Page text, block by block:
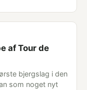
af Tour de
bjergslag i den
som noget nyt